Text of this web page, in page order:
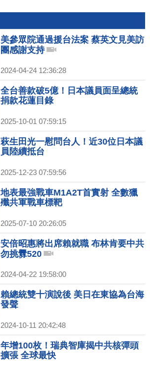
美參眾院通過援台法案 蔡英文見美訪
團感謝支持
2024-04-24 12:36:28
全台善款破5億！日本議員面呈總統
捐款花蓮目錄
2025-10-01 07:59:15
萩生田光一慰問台人！近30位日本議
員陸續抵台
2025-12-23 07:59:56
地表最強戰車M1A2T首實射 全數獵
殲共軍戰車標靶
2025-07-10 20:26:05
安倍昭惠將出席賴就職 布林肯要中共
勿挑釁520
2024-04-22 19:58:00
賴總統雙十演說後 美日在東協為台海
發聲
2024-10-11 20:42:48
年增100枚！瑞典智庫揭中共核彈頭
擴張 全球最快